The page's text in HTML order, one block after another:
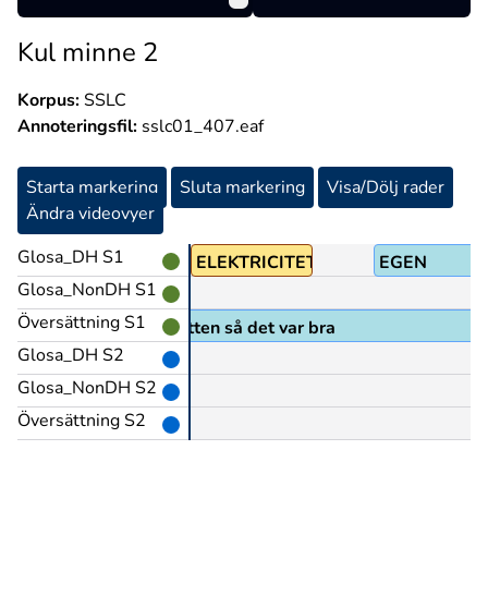
Kul minne 2
Korpus:SSLC
Annoteringsfil: sslc01_407.eaf
Starta markering Sluta markering
Visa/Dölj rader
Ändra videovyer
Glosa_DH S1
Glosa_NonDH S1
Översättning S1
Glosa_DH S2
Glosa_NonDH S2
Översättning S2
ELEKTRICITET EGEN
egen el och eget vatten så det var bra